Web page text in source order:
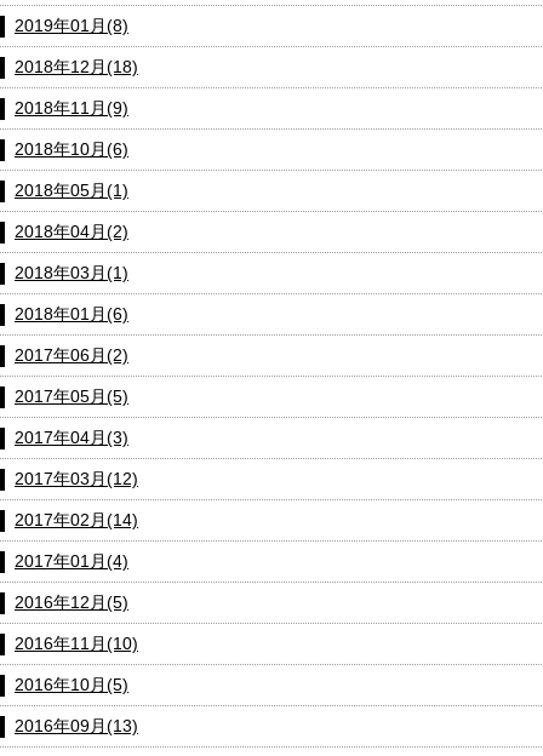
2019年01月(8)
2018年12月(18)
2018年11月(9)
2018年10月(6)
2018年05月(1)
2018年04月(2)
2018年03月(1)
2018年01月(6)
2017年06月(2)
2017年05月(5)
2017年04月(3)
2017年03月(12)
2017年02月(14)
2017年01月(4)
2016年12月(5)
2016年11月(10)
2016年10月(5)
2016年09月(13)